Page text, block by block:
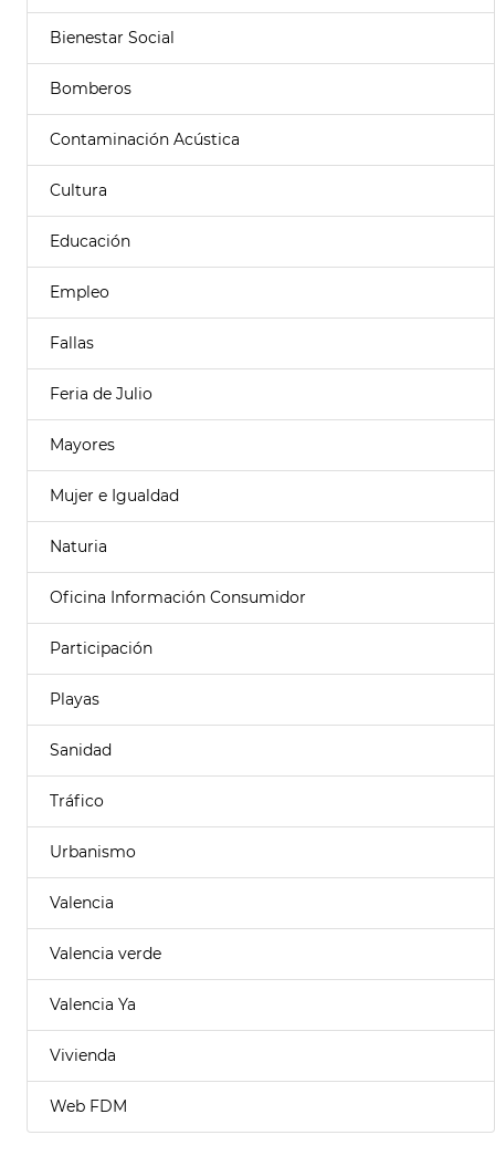
Bienestar Social
Bomberos
Contaminación Acústica
Cultura
Educación
Empleo
Fallas
Feria de Julio
Mayores
Mujer e Igualdad
Naturia
Oficina Información Consumidor
Participación
Playas
Sanidad
Tráfico
Urbanismo
Valencia
Valencia verde
Valencia Ya
Vivienda
Web FDM